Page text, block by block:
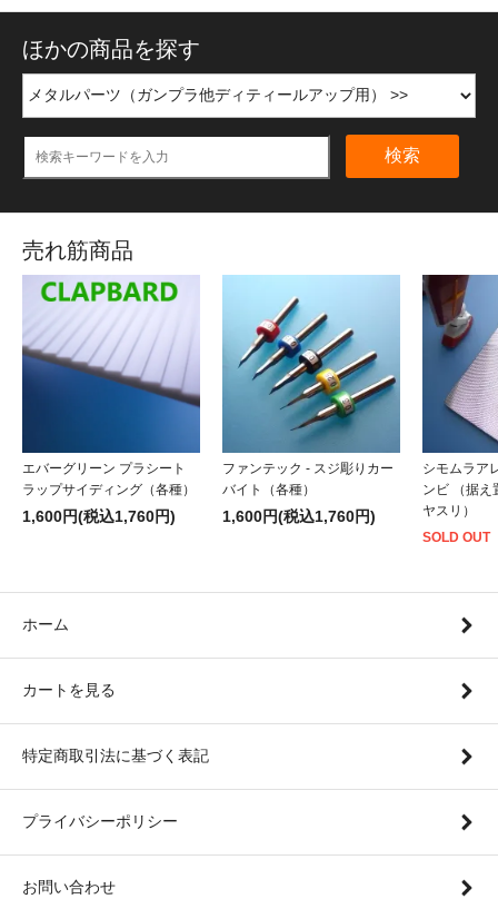
ほかの商品を探す
検索
売れ筋商品
エバーグリーン プラシート
ラップサイディング（各種）
1,600円(税込1,760円)
ファンテック - スジ彫りカー
バイト（各種）
1,600円(税込1,760円)
シモムラア
ンビ （据え
ヤスリ）
SOLD OUT
ホーム
カートを見る
特定商取引法に基づく表記
プライバシーポリシー
お問い合わせ